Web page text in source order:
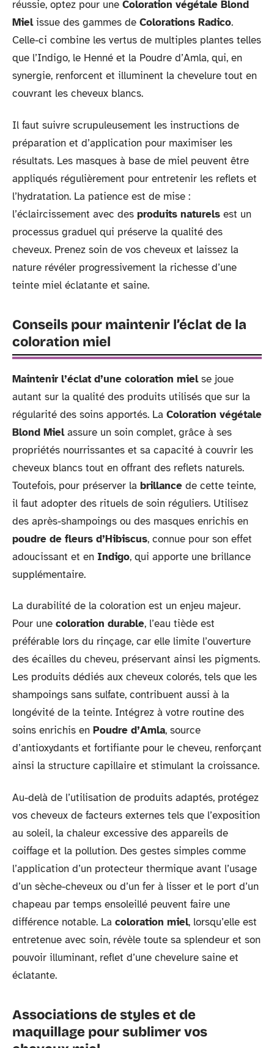
réussie, optez pour une Coloration végétale Blond
Mielissue des gammes de Colorations Radico.
Celle-ci combine les vertus de multiples plantes telles
que l’Indigo, le Henné et la Poudre d’Amla, qui, en
synergie, renforcent et illuminent la chevelure tout en
couvrant les cheveux blancs.
Il faut suivre scrupuleusement les instructions de
préparation et d’application pour maximiser les
résultats. Les masques à base de miel peuvent être
appliqués régulièrement pour entretenir les reflets et
l’hydratation. La patience est de mise :
l’éclaircissement avec des produits naturels est un
processus graduel qui préserve la qualité des
cheveux. Prenez soin de vos cheveux et laissez la
nature révéler progressivement la richesse d’une
teinte miel éclatante et saine.
Conseils pour maintenir l’éclat de la
coloration miel
Maintenir l’éclat d’une coloration mielse joue
autant sur la qualité des produits utilisés que sur la
régularité des soins apportés. La Coloration végétale
Blond Mielassure un soin complet, grâce à ses
propriétés nourrissantes et sa capacité à couvrir les
cheveux blancs tout en offrant des reflets naturels.
Toutefois, pour préserver la brillance de cette teinte,
il faut adopter des rituels de soin réguliers. Utilisez
des après-shampoings ou des masques enrichis en
poudre de fleurs d’Hibiscus, connue pour son effet
adoucissant et en Indigo, qui apporte une brillance
supplémentaire.
La durabilité de la coloration est un enjeu majeur.
Pour une coloration durable, l’eau tiède est
préférable lors du rinçage, car elle limite l’ouverture
des écailles du cheveu, préservant ainsi les pigments.
Les produits dédiés aux cheveux colorés, tels que les
shampoings sans sulfate, contribuent aussi à la
longévité de la teinte. Intégrez à votre routine des
soins enrichis en Poudre d’Amla, source
d’antioxydants et fortifiante pour le cheveu, renforçant
ainsi la structure capillaire et stimulant la croissance.
Au-delà de l’utilisation de produits adaptés, protégez
vos cheveux de facteurs externes tels que l’exposition
au soleil, la chaleur excessive des appareils de
coiffage et la pollution. Des gestes simples comme
l’application d’un protecteur thermique avant l’usage
d’un sèche-cheveux ou d’un fer à lisser et le port d’un
chapeau par temps ensoleillé peuvent faire une
différence notable. La coloration miel, lorsqu’elle est
entretenue avec soin, révèle toute sa splendeur et son
pouvoir illuminant, reflet d’une chevelure saine et
éclatante.
Associations de styles et de
maquillage pour sublimer vos